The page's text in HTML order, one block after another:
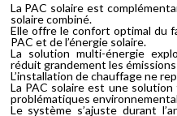
La PAC solaire est
solaire combiné.
Elle offre le confort optimal du
PAC et de l’énergie solaire.
La solution multi-énergie
réduit grandement les
L’installation de chauffage ne
La PAC solaire est une
problématiques
Le système s’ajuste durant